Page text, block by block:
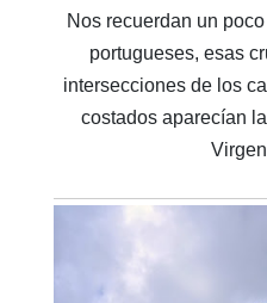
Nos recuerdan un
portugueses, esas
intersecciones de los
costados aparecían